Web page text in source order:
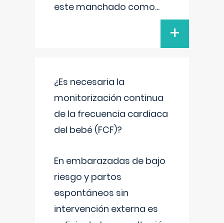
este manchado como...
+
¿Es necesaria la
monitorización continua
de la frecuencia cardiaca
del bebé (FCF)?
En embarazadas de bajo
riesgo y partos
espontáneos sin
intervención externa es